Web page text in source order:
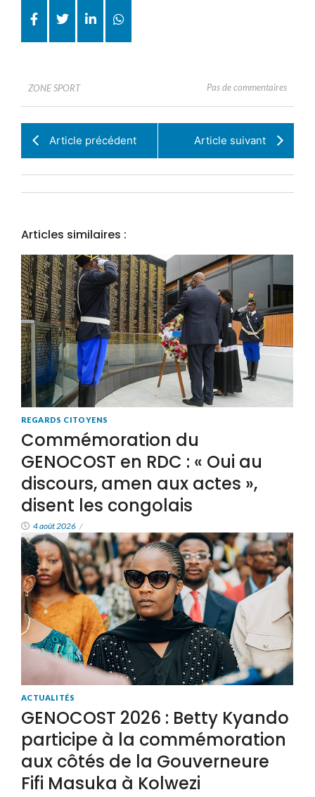
ZONE SPORT Pas de commentaires
Article précédent Article suivant
Articles similaires :
REGARDS CITOYENS
Commémoration du
GENOCOST en RDC : « Oui au
discours, amen aux actes »,
disent les congolais
4 août 2026 /
ACTUALITÉS
GENOCOST 2026 : Betty Kyando
participe à la commémoration
aux côtés de la Gouverneure
Fifi Masuka à Kolwezi